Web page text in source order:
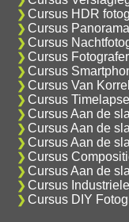
Cursus HDR
Cursus
Cursus
Cursus
Cursus
Cursus Van
Cursus
Cursus Aan de
Cursus Aan de
Cursus Aan de
Cursus
Cursus Aan de
Cursus
Cursus DIY